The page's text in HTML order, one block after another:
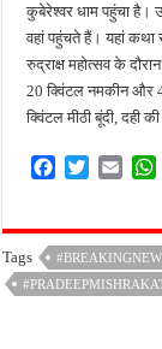
कुबेरेश्वर धाम पहुंचा है।
वहां पहुंचते हैं। यहां कथा
रुद्राक्ष महोत्सव के
20 क्विंटल नमकीन और
क्विंटल मीठी बूंदी, दही
e
b
o
t
t
e
i
l
t
Tags